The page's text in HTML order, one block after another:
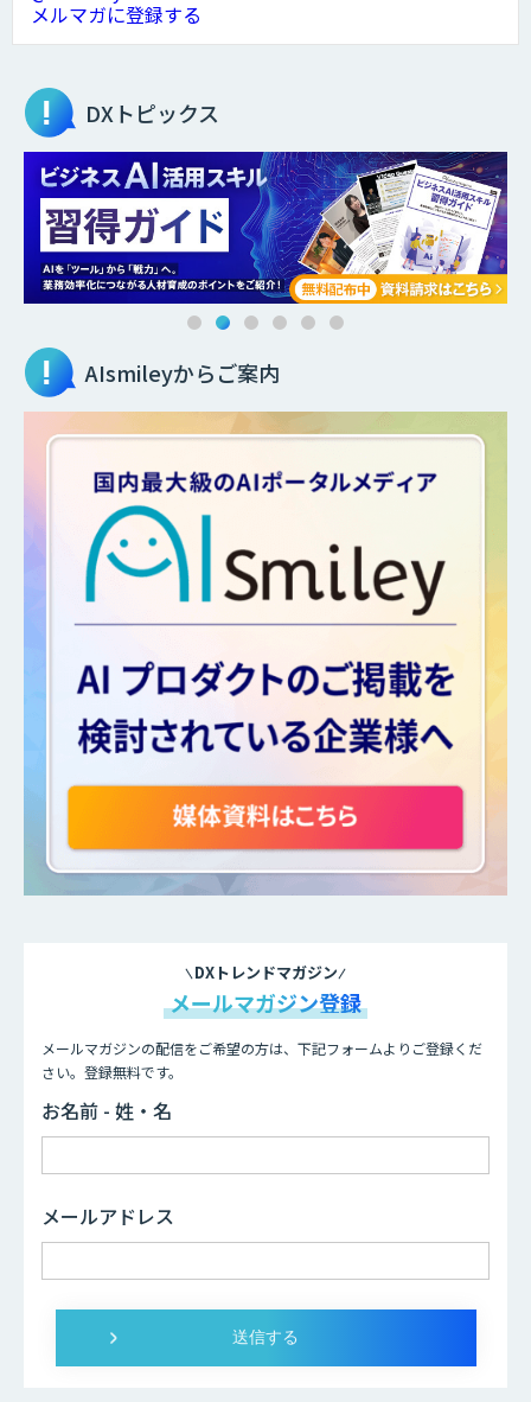
メルマガに登録する
DXトピックス
AIsmileyからご案内
DXトレンドマガジン
メールマガジン登録
メールマガジンの配信をご希望の方は、下記フォームよりご登録くだ
さい。登録無料です。
お名前 - 姓・名
メールアドレス